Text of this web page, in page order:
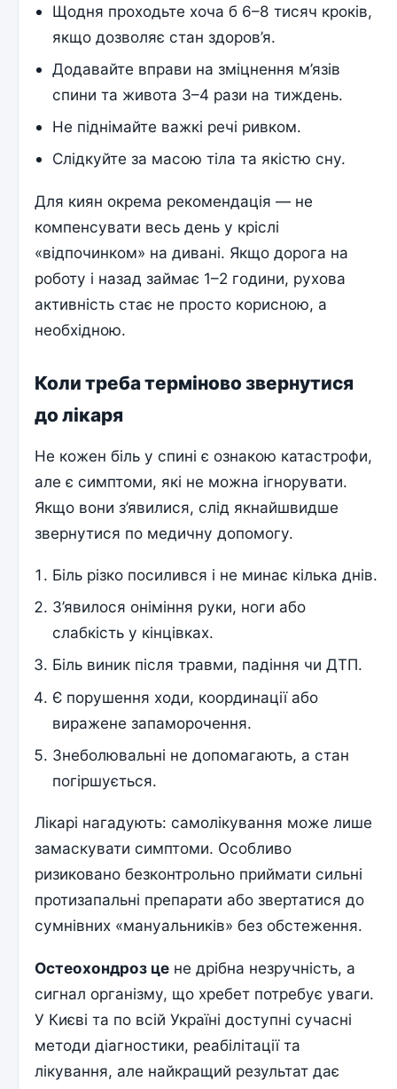
Щодня проходьте хоча б 6–8 тисяч кроків,
якщо дозволяє стан здоров’я.
Додавайте вправи на зміцнення м’язів
спини та живота 3–4 рази на тиждень.
Не піднімайте важкі речі ривком.
Слідкуйте за масою тіла та якістю сну.
Для киян окрема рекомендація — не
компенсувати весь день у кріслі
«відпочинком» на дивані. Якщо дорога на
роботу і назад займає 1–2 години, рухова
активність стає не просто корисною, а
необхідною.
Коли треба терміново звернутися
до лікаря
Не кожен біль у спині є ознакою катастрофи,
але є симптоми, які не можна ігнорувати.
Якщо вони з’явилися, слід якнайшвидше
звернутися по медичну допомогу.
Біль різко посилився і не минає кілька днів.
З’явилося оніміння руки, ноги або
слабкість у кінцівках.
Біль виник після травми, падіння чи ДТП.
Є порушення ходи, координації або
виражене запаморочення.
Знеболювальні не допомагають, а стан
погіршується.
Лікарі нагадують: самолікування може лише
замаскувати симптоми. Особливо
ризиковано безконтрольно приймати сильні
протизапальні препарати або звертатися до
сумнівних «мануальників» без обстеження.
Остеохондроз це не дрібна незручність, а
сигнал організму, що хребет потребує уваги.
У Києві та по всій Україні доступні сучасні
методи діагностики, реабілітації та
лікування, але найкращий результат дає